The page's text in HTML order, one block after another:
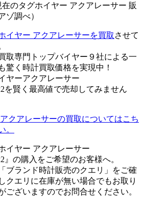
在のタグホイヤー アクアレーサー 販
調べ）
イヤー アクアレーサーを買取 させて
取専門トップバイヤー９社による一
驚く時計買取価格を実現中！
ヤーアクアレーサー
を賢く最高値で売却してみません
クアレーサーの買取についてはこち
。
イヤー アクアレーサー
』の購入をご希望のお客様へ。
ブランド時計販売のクエリ」をご確
クエリに在庫が無い場合でもお取り
ございますのでお問合せください。